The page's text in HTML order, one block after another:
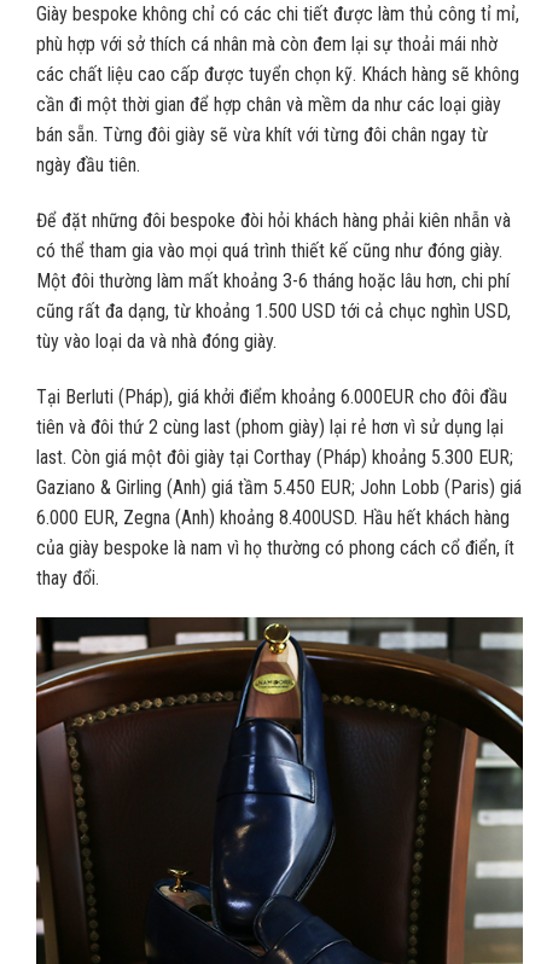
Giày bespoke không chỉ có các chi tiết được làm thủ công tỉ mỉ,
phù hợp với sở thích cá nhân mà còn đem lại sự thoải mái nhờ
các chất liệu cao cấp được tuyển chọn kỹ. Khách hàng sẽ không
cần đi một thời gian để hợp chân và mềm da như các loại giày
bán sẵn. Từng đôi giày sẽ vừa khít với từng đôi chân ngay từ
ngày đầu tiên.
Để đặt những đôi bespoke đòi hỏi khách hàng phải kiên nhẫn và
có thể tham gia vào mọi quá trình thiết kế cũng như đóng giày.
Một đôi thường làm mất khoảng 3-6 tháng hoặc lâu hơn, chi phí
cũng rất đa dạng, từ khoảng 1.500 USD tới cả chục nghìn USD,
tùy vào loại da và nhà đóng giày.
Tại Berluti (Pháp), giá khởi điểm khoảng 6.000EUR cho đôi đầu
tiên và đôi thứ 2 cùng last (phom giày) lại rẻ hơn vì sử dụng lại
last. Còn giá một đôi giày tại Corthay (Pháp) khoảng 5.300 EUR;
Gaziano & Girling (Anh) giá tầm 5.450 EUR; John Lobb (Paris) giá
6.000 EUR, Zegna (Anh) khoảng 8.400USD. Hầu hết khách hàng
của giày bespoke là nam vì họ thường có phong cách cổ điển, ít
thay đổi.